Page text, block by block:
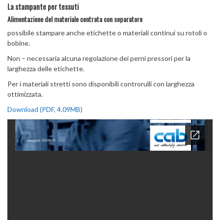
La stampante per tessuti
Alimentazione del materiale centrata con separatore
possibile stampare anche etichette o materiali continui su rotoli o
bobine.
Non – necessaria alcuna regolazione dei perni pressori per la
larghezza delle etichette.
Per i materiali stretti sono disponibili controrulli con larghezza
ottimizzata.
Download (PDF, 4.09MB)